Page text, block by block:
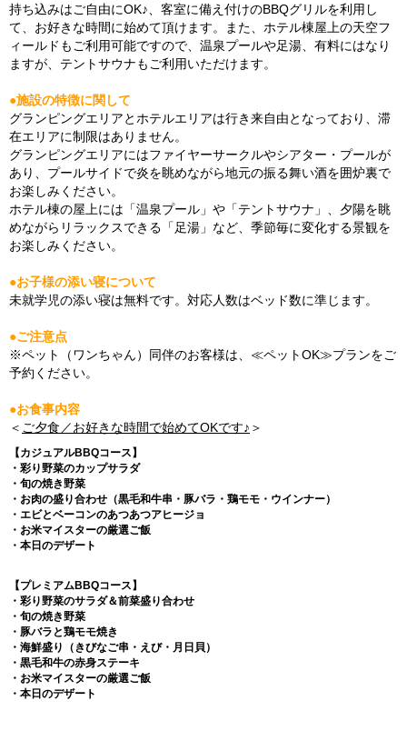
持ち込みはご自由にOK♪、客室に備え付けのBBQグリルを利用し
て、お好きな時間に始めて頂けます。また、ホテル棟屋上の天空フ
ィールドもご利用可能ですので、温泉プールや足湯、有料にはなり
ますが、テントサウナもご利用いただけます。
●施設の特徴に関して
グランピングエリアとホテルエリアは行き来自由となっており、滞
在エリアに制限はありません。
グランピングエリアにはファイヤーサークルやシアター・プールが
あり、プールサイドで炎を眺めながら地元の振る舞い酒を囲炉裏で
お楽しみください。
ホテル棟の屋上には「温泉プール」や「テントサウナ」、夕陽を眺
めながらリラックスできる「足湯」など、季節毎に変化する景観を
お楽しみください。
●お子様の添い寝について
未就学児の添い寝は無料です。対応人数はベッド数に準じます。
●ご注意点
※ペット（ワンちゃん）同伴のお客様は、≪ペットOK≫プランをご
予約ください。
●お食事内容
＜ ご夕食／お好きな時間で始めてOKです♪ ＞
【カジュアルBBQコース】
・彩り野菜のカップサラダ
・旬の焼き野菜
・お肉の盛り合わせ（黒毛和牛串・豚バラ・鶏モモ・ウインナー）
・エビとベーコンのあつあつアヒージョ
・お米マイスターの厳選ご飯
・本日のデザート
【プレミアムBBQコース】
・彩り野菜のサラダ＆前菜盛り合わせ
・旬の焼き野菜
・豚バラと鶏モモ焼き
・海鮮盛り（きびなご串・えび・月日貝）
・黒毛和牛の赤身ステーキ
・お米マイスターの厳選ご飯
・本日のデザート